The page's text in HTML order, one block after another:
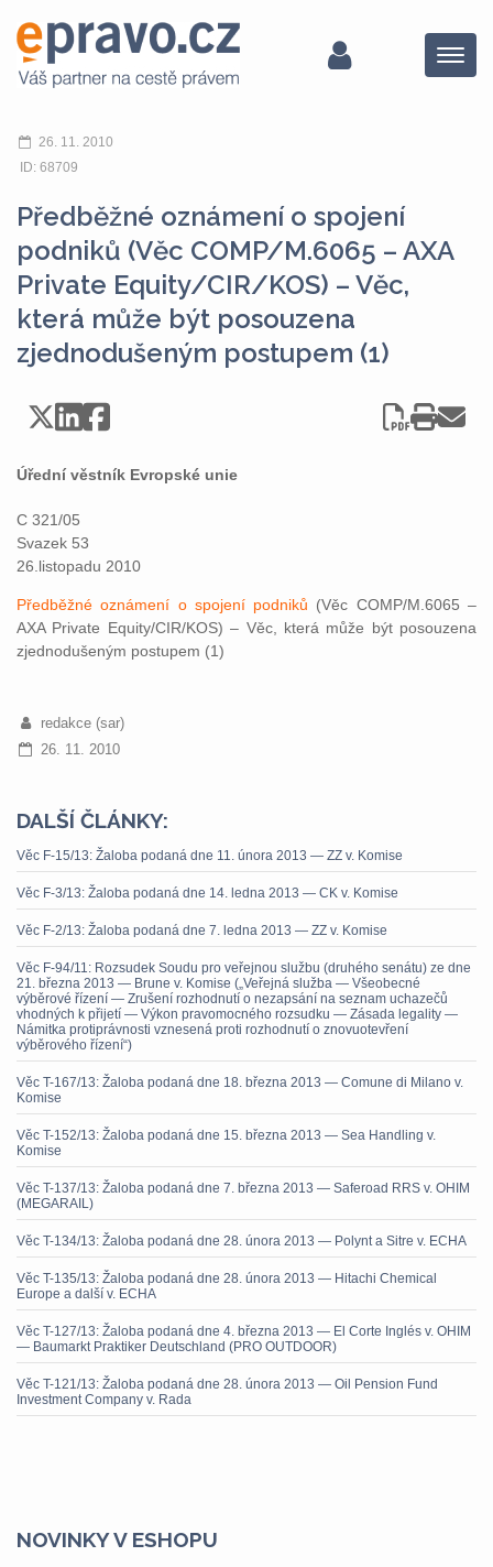
Menu
26. 11. 2010
ID: 68709
Předběžné oznámení o spojení
podniků (Věc COMP/M.6065 – AXA
Private Equity/CIR/KOS) – Věc,
která může být posouzena
zjednodušeným postupem (1)
Úřední věstník Evropské unie
C 321/05
Svazek 53
26.listopadu 2010
Předběžné oznámení o spojení podniků (Věc COMP/M.6065 –
AXA Private Equity/CIR/KOS) – Věc, která může být posouzena
zjednodušeným postupem (1)
redakce (sar)
26. 11. 2010
DALŠÍ ČLÁNKY:
Věc F-15/13: Žaloba podaná dne 11. února 2013 — ZZ v. Komise
Věc F-3/13: Žaloba podaná dne 14. ledna 2013 — CK v. Komise
Věc F-2/13: Žaloba podaná dne 7. ledna 2013 — ZZ v. Komise
Věc F-94/11: Rozsudek Soudu pro veřejnou službu (druhého senátu) ze dne
21. března 2013 — Brune v. Komise („Veřejná služba — Všeobecné
výběrové řízení — Zrušení rozhodnutí o nezapsání na seznam uchazečů
vhodných k přijetí — Výkon pravomocného rozsudku — Zásada legality —
Námitka protiprávnosti vznesená proti rozhodnutí o znovuotevření
výběrového řízení“)
Věc T-167/13: Žaloba podaná dne 18. března 2013 — Comune di Milano v.
Komise
Věc T-152/13: Žaloba podaná dne 15. března 2013 — Sea Handling v.
Komise
Věc T-137/13: Žaloba podaná dne 7. března 2013 — Saferoad RRS v. OHIM
(MEGARAIL)
Věc T-134/13: Žaloba podaná dne 28. února 2013 — Polynt a Sitre v. ECHA
Věc T-135/13: Žaloba podaná dne 28. února 2013 — Hitachi Chemical
Europe a další v. ECHA
Věc T-127/13: Žaloba podaná dne 4. března 2013 — El Corte Inglés v. OHIM
— Baumarkt Praktiker Deutschland (PRO OUTDOOR)
Věc T-121/13: Žaloba podaná dne 28. února 2013 — Oil Pension Fund
Investment Company v. Rada
NOVINKY V ESHOPU